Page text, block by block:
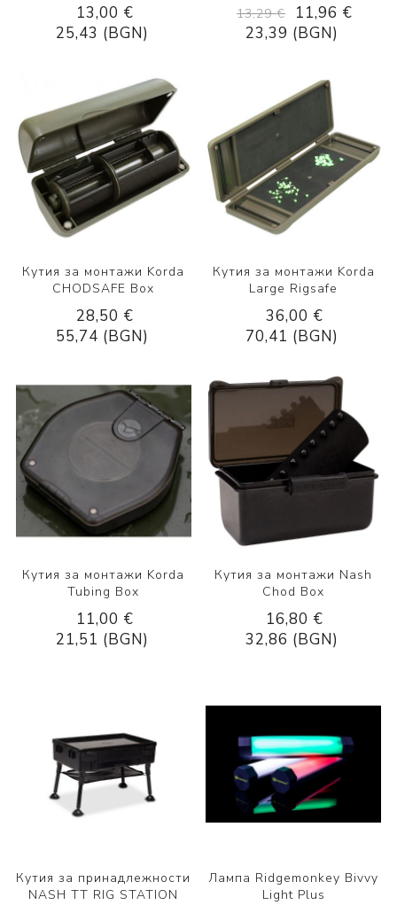
13,00 €
25,43 (BGN)
13,29 €
11,96 €
23,39 (BGN)
Кутия за монтажи Korda
CHODSAFE Box
28,50 €
55,74 (BGN)
Кутия за монтажи Korda
Large Rigsafe
36,00 €
70,41 (BGN)
Кутия за монтажи Korda
Tubing Box
11,00 €
21,51 (BGN)
Кутия за монтажи Nash
Chod Box
16,80 €
32,86 (BGN)
Кутия за принадлежности
NASH TT RIG STATION
Лампа Ridgemonkey Bivvy
Light Plus